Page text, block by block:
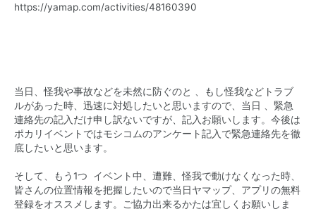
https://yamap.com/activities/48160390
当日、怪我や事故などを未然に防ぐのと 、もし怪我などトラブ
ルがあった時、迅速に対処したいと思いますので、当日 、緊急
連絡先の記入だけ申し訳ないですが、記入お願いします。今後は
ポカリイベントではモシコムのアンケート記入で緊急連絡先を徹
底したいと思います。
そして、もう1つ イベント中、遭難、怪我で動けなくなった時、
皆さんの位置情報を把握したいので当日ヤマップ、アプリの無料
登録をオススメします。ご協力出来るかたは宜しくお願いしま